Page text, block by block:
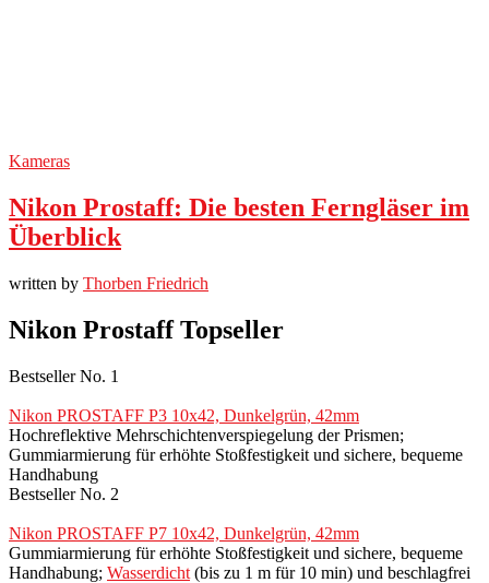
Kameras
Nikon Prostaff: Die besten Ferngläser im
Überblick
written by Thorben Friedrich
Nikon Prostaff Topseller
Bestseller No. 1
Nikon PROSTAFF P3 10x42, Dunkelgrün, 42mm
Hochreflektive Mehrschichtenverspiegelung der Prismen;
Gummiarmierung für erhöhte Stoßfestigkeit und sichere, bequeme
Handhabung
Bestseller No. 2
Nikon PROSTAFF P7 10x42, Dunkelgrün, 42mm
Gummiarmierung für erhöhte Stoßfestigkeit und sichere, bequeme
Handhabung; Wasserdicht (bis zu 1 m für 10 min) und beschlagfrei